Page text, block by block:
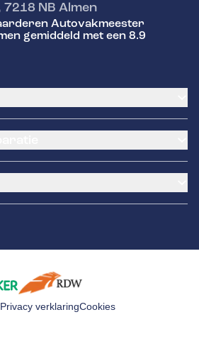
7218 NB Almen
Autovakmeester
gemiddeld met een 8.9
Privacy verklaringCookies